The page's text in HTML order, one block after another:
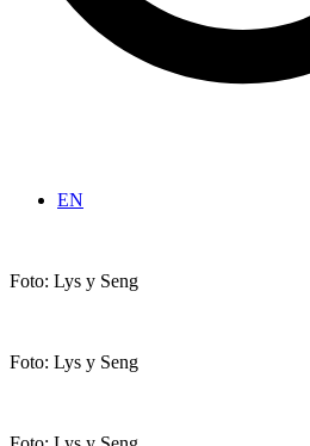
EN
Foto: Lys y Seng
Foto: Lys y Seng